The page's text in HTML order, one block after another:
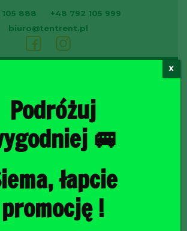
888
+48 792 105 999
biuro@tentrent.pl
Podróżuj
🚐
łapcie
promocję !
X